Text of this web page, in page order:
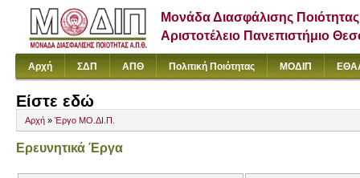
Μονάδα Διασφάλισης Ποιότητας
Αριστοτέλειο Πανεπιστήμιο
Αρχή ΣΔΠ ΑΠΘ Πολιτική Ποιότητας ΜΟΔΙΠ
Είστε εδώ
Αρχή » Έργο ΜΟ.ΔΙ.Π.
Ερευνητικά Έργα